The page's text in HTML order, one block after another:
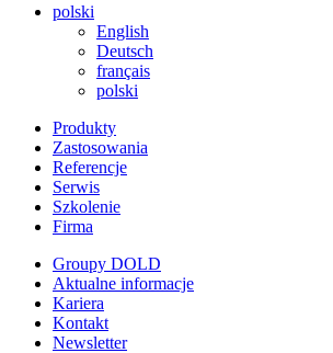
polski
English
Deutsch
français
polski
Produkty
Zastosowania
Referencje
Serwis
Szkolenie
Firma
Groupy DOLD
Aktualne informacje
Kariera
Kontakt
Newsletter